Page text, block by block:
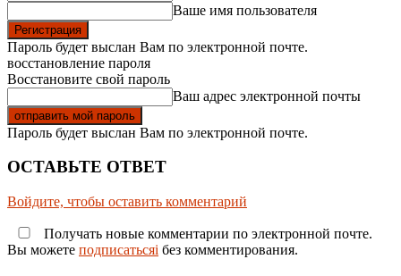
Ваше имя пользователя
Пароль будет выслан Вам по электронной почте.
восстановление пароля
Восстановите свой пароль
Ваш адрес электронной почты
Пароль будет выслан Вам по электронной почте.
ОСТАВЬТЕ ОТВЕТ
Войдите, чтобы оставить комментарий
Получать новые комментарии по электронной почте.
Вы можете подписатьсяi без комментирования.